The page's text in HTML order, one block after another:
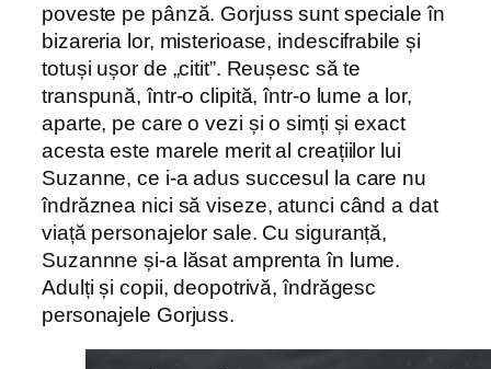
poveste pe pânză. Gorjuss sunt speciale în
bizareria lor, misterioase, indescifrabile și
totuși ușor de „citit”. Reușesc să te
transpună, într-o clipită, într-o lume a lor,
aparte, pe care o vezi și o simți și exact
acesta este marele merit al creațiilor lui
Suzanne, ce i-a adus succesul la care nu
îndrăznea nici să viseze, atunci când a dat
viață personajelor sale. Cu siguranță,
Suzannne și-a lăsat amprenta în lume.
Adulți și copii, deopotrivă, îndrăgesc
personajele Gorjuss.